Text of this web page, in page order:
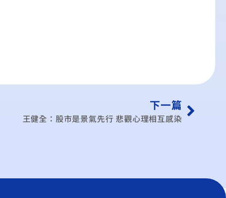
下一篇
王健全：股市是景氣先行 悲觀心理相互感染